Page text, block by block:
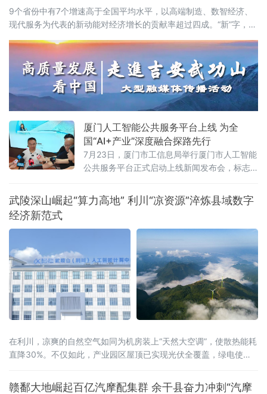
9个省份中有7个增速高于全国平均水平，以高端制造、数智经济、
现代服务为代表的新动能对经济增长的贡献率超过四成。“新”字，成
全国从经济总量看，多
厦门人工智能公共服务平台上线 为全
国“AI+产业”深度融合探路先行
7月23日，厦门市工信息局举行厦门市人工智能
公共服务平台正式启动上线新闻发布会，标志
模式，为千行百业安装上“AI引擎”，助力全市数
字经济迈向高质量发展新阶段。打造一体化人
云”为基础，集技术赋能、资源整合、产业驱动
于一体，提供行业报告定制、AI全能力超市、场
景供需匹配、AI投融资、具身智
武陵深山崛起“算力高地” 利川“凉资源”淬炼县域数字
经济新范式
在利川，凉爽的自然空气如同为机房装上“天然大空调”，使散热能耗
直降30%。不仅如此，产业园区屋顶已实现光伏全覆盖，绿电使用
着100%清洁供能的目标迈进。
赣鄱大地崛起百亿汽摩配集群 余干县奋力冲刺“汽摩